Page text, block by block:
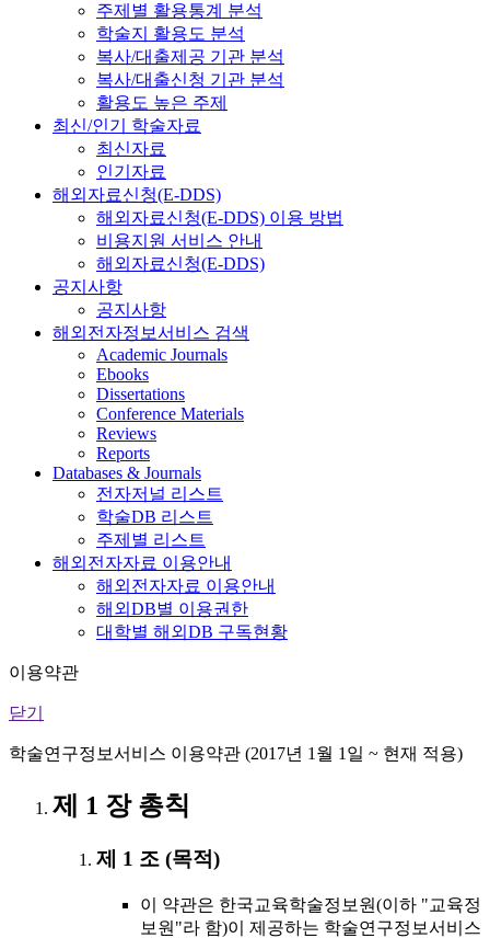
주제별 활용통계 분석
학술지 활용도 분석
복사/대출제공 기관 분석
복사/대출신청 기관 분석
활용도 높은 주제
최신/인기 학술자료
최신자료
인기자료
해외자료신청(E-DDS)
해외자료신청(E-DDS) 이용 방법
비용지원 서비스 안내
해외자료신청(E-DDS)
공지사항
공지사항
해외전자정보서비스 검색
Academic Journals
Ebooks
Dissertations
Conference Materials
Reviews
Reports
Databases & Journals
전자저널 리스트
학술DB 리스트
주제별 리스트
해외전자자료 이용안내
해외전자자료 이용안내
해외DB별 이용권한
대학별 해외DB 구독현황
이용약관
닫기
학술연구정보서비스 이용약관 (2017년 1월 1일 ~ 현재 적용)
제 1 장 총칙
제 1 조 (목적)
이 약관은 한국교육학술정보원(이하 "교육정
보원"라 함)이 제공하는 학술연구정보서비스